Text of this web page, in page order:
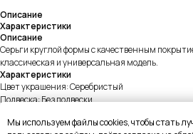
Описание
Характеристики
Описание
Серьги круглой формы с качественным
классическая и универсальная модель.
Характеристики
Цвет украшения: Серебристый
Подвеска: Без подвески
Мы используем файлы cookies, чтобы стать